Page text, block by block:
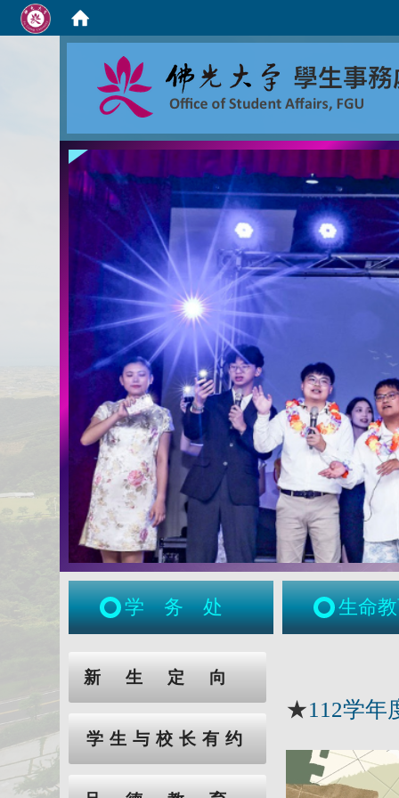
学务处 生命
新生定向
学生与校长有约
★112学年